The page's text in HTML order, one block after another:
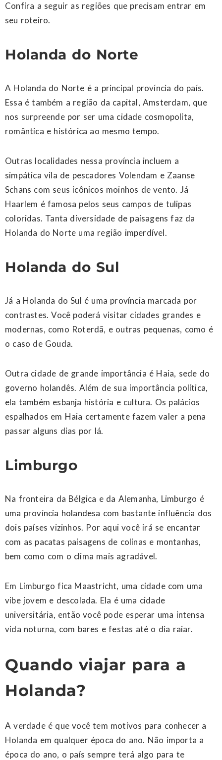
Confira a seguir as regiões que precisam entrar em
seu roteiro.
Holanda do Norte
A Holanda do Norte é a principal província do país.
Essa é também a região da capital, Amsterdam, que
nos surpreende por ser uma cidade cosmopolita,
romântica e histórica ao mesmo tempo.
Outras localidades nessa província incluem a
simpática vila de pescadores Volendam e Zaanse
Schans com seus icônicos moinhos de vento. Já
Haarlem é famosa pelos seus campos de tulipas
coloridas. Tanta diversidade de paisagens faz da
Holanda do Norte uma região imperdível.
Holanda do Sul
Já a Holanda do Sul é uma província marcada por
contrastes. Você poderá visitar cidades grandes e
modernas, como Roterdã, e outras pequenas, como é
o caso de Gouda.
Outra cidade de grande importância é Haia, sede do
governo holandês. Além de sua importância política,
ela também esbanja história e cultura. Os palácios
espalhados em Haia certamente fazem valer a pena
passar alguns dias por lá.
Limburgo
Na fronteira da Bélgica e da Alemanha, Limburgo é
uma província holandesa com bastante influência dos
dois países vizinhos. Por aqui você irá se encantar
com as pacatas paisagens de colinas e montanhas,
bem como com o clima mais agradável.
Em Limburgo fica Maastricht, uma cidade com uma
vibe jovem e descolada. Ela é uma cidade
universitária, então você pode esperar uma intensa
vida noturna, com bares e festas até o dia raiar.
Quando viajar para a
Holanda?
A verdade é que você tem motivos para conhecer a
Holanda em qualquer época do ano. Não importa a
época do ano, o país sempre terá algo para te